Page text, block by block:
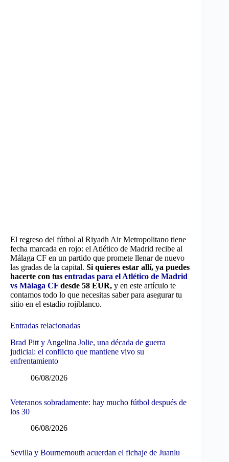
El regreso del fútbol al Riyadh Air Metropolitano tiene
fecha marcada en rojo: el Atlético de Madrid recibe al
Málaga CF en un partido que promete llenar de nuevo
las gradas de la capital. Si quieres estar allí, ya puedes
hacerte con tus entradas para el Atlético de Madrid
vs Málaga CF desde 58 EUR, y en este artículo te
contamos todo lo que necesitas saber para asegurar tu
sitio en el estadio rojiblanco.
Entradas relacionadas
Brad Pitt y Angelina Jolie, una década de guerra
judicial: el conflicto que mantiene vivo su
enfrentamiento
06/08/2026
Veteranos sobradamente: hay mucho fútbol después de
los 30
06/08/2026
Sevilla y Bournemouth acuerdan el fichaje de Juanlu